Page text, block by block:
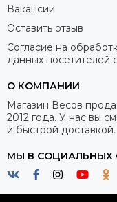
Надежность и
Счетные весы до 1 кг
материалов,
нагрузки и
факторов.
долговечности и
протяжении долгого
Заключение
Счетные весы до 1
Вакансии
Оставить отзыв
Согласие на
данных посетителей
О КОМПАНИИ
Магазин Весов
2012 года. У нас вы
и быстрой доставкой.
МЫ В СОЦИАЛЬНЫХ